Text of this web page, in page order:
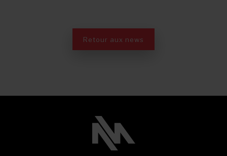
Retour aux news